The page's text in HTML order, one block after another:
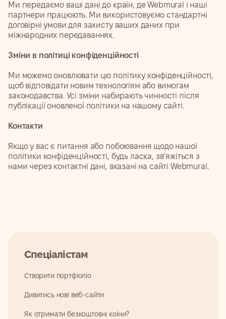
Ми передаємо ваші дані до країн, де Webmural і наші
партнери працюють. Ми використовуємо стандартні
договірні умови для захисту ваших даних при
міжнародних передаваннях.
Зміни в політиці конфіденційності
Ми можемо оновлювати цю політику конфіденційності,
щоб відповідати новим технологіям або вимогам
законодавства. Усі зміни набирають чинності після
публікації оновленої політики на нашому сайті.
Контакти
Якщо у вас є питання або побоювання щодо нашої
політики конфіденційності, будь ласка, зв’яжіться з
нами через контактні дані, вказані на сайті Webmural.
Спеціалістам
Створити портфіоліо
Дивитись нові веб-сайти
Як отримати безкоштовні коїни?